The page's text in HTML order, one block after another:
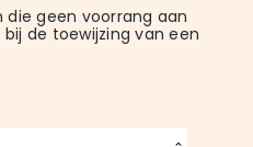
geen voorrang aan
de toewijzing van een